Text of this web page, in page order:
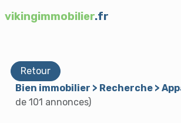
vikingimmobilier.fr
Retour
Bien immobilier > Recherche >
de 101 annonces)